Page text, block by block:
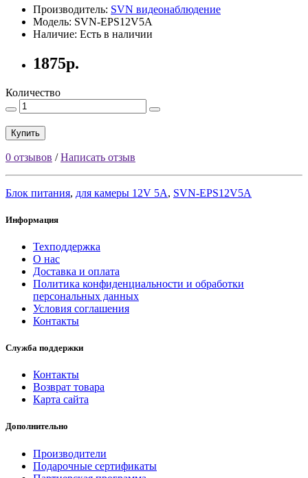
Производитель: SVN видеонаблюдение
Модель: SVN-EPS12V5A
Наличие: Есть в наличии
1875р.
Количество
Купить
0 отзывов /Написать отзыв
Блок питания, для камеры 12V 5A, SVN-EPS12V5A
Информация
Техподдержка
О нас
Доставка и оплата
Политика конфиденциальности и обработки
персональных данных
Условия соглашения
Контакты
Служба поддержки
Контакты
Возврат товара
Карта сайта
Дополнительно
Производители
Подарочные сертификаты